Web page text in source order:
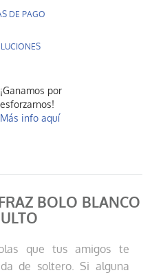
DE PAGO
¡Ganamos por
esforzarnos!
Más info aquí
BOLO BLANCO
que tus amigos te
de soltero. Si alguna